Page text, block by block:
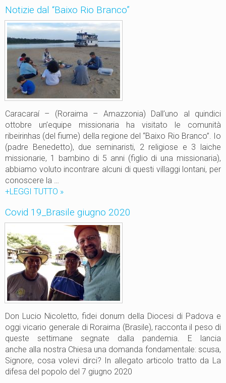
s
r
a
i
m
,
u
a
D
o
c
e
s
g
a
n
e
c
o
m
e
u
n
o
S
t
a
t
o
Notizie dal “Baixo Rio Branco”
Caracaraí – (Roraima – Amazzonia) Dall’uno al quindici
ottobre un’equipe missionaria ha visitato le comunità
ribeirinhas (del fiume) della regione del “Baixo Rio Branco”. Io
(padre Benedetto), due seminaristi, 2 religiose e 3 laiche
missionarie, 1 bambino di 5 anni (figlio di una missionaria),
abbiamo voluto incontrare alcuni di questi villaggi lontani, per
conoscere la …
+LEGGI TUTTO N
t
i
i
e
d
a
l
“
B
a
i
x
o
R
»
Covid 19_Brasile giugno 2020
Don Lucio Nicoletto, fidei donum della Diocesi di Padova e
oggi vicario generale di Roraima (Brasile), racconta il peso di
queste settimane segnate dalla pandemia. E lancia
anche alla nostra Chiesa una domanda fondamentale: scusa,
Signore, cosa volevi dirci? In allegato articolo tratto da La
difesa del popolo del 7 giugno 2020